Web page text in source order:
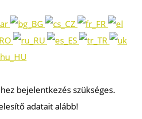
bejelentkezés szükséges.
adatait alább!